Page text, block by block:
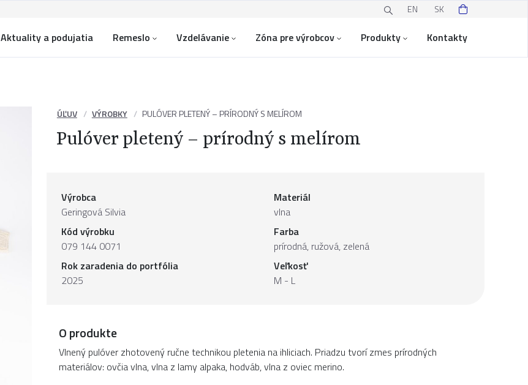
EN SK
Aktuality a podujatia Remeslo Vzdelávanie Zóna pre výrobcov Produkty Kontakty
ÚĽUV VÝROBKY PULÓVER PLETENÝ – PRÍRODNÝ S MELÍROM
Pulóver pletený – prírodný s melírom
Výrobca
Geringová Silvia
Kód výrobku
079 144 0071
Rok zaradenia do portfólia
2025
Materiál
vlna
Farba
prírodná, ružová, zelená
Veľkosť
M - L
O produkte
Vlnený pulóver zhotovený ručne technikou pletenia na ihliciach. Priadzu tvorí zmes prírodných
materiálov: ovčia vlna, vlna z lamy alpaka, hodváb, vlna z oviec merino.